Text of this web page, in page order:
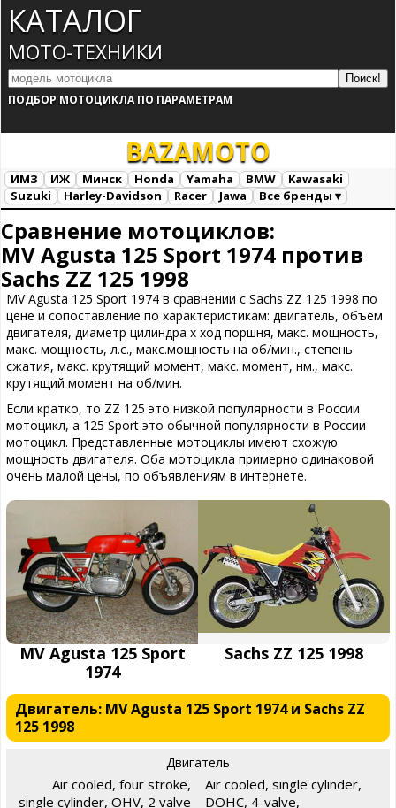
КАТАЛОГ
МОТО-ТЕХНИКИ
ПОДБОР МОТОЦИКЛА ПО ПАРАМЕТРАМ
BAZAMOTO
ИМЗ ИЖ Минск Honda Yamaha BMW
Kawasaki
Suzuki
Harley-Davidson Racer Jawa
Все бренды ▾
Сравнение мотоциклов:
MV Agusta 125 Sport 1974 против
Sachs ZZ 125 1998
MV Agusta 125 Sport 1974 в сравнении с Sachs ZZ 125 1998 по
цене и сопоставление по характеристикам: двигатель, объём
двигателя, диаметр цилиндра х ход поршня, макс. мощность,
макс. мощность, л.с., макс.мощность на об/мин., степень
сжатия, макс. крутящий момент, макс. момент, нм., макс.
крутящий момент на об/мин.
Если кратко, то ZZ 125 это низкой популярности в России
мотоцикл, а 125 Sport это обычной популярности в России
мотоцикл. Представленные мотоциклы имеют схожую
мощность двигателя. Оба мотоцикла примерно одинаковой
очень малой цены, по объявлениям в интернете.
MV Agusta 125 Sport
1974
Sachs ZZ 125 1998
Двигатель: MV Agusta 125 Sport 1974 и Sachs ZZ
125 1998
Двигатель
Air cooled, four stroke,
single cylinder, OHV, 2 valve
Air cooled, single cylinder,
DOHC, 4-valve,